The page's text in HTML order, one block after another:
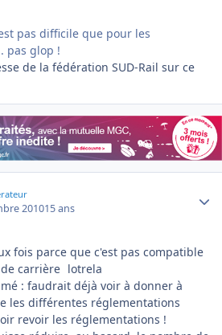
pas difficile que pour les
pas glop !
de la fédération SUD-Rail sur ce
201015 ans
fois parce que c'est pas compatible
carrière lotrela
: faudrait déjà voir à donner à
les différentes réglementations
revoir les réglementations !